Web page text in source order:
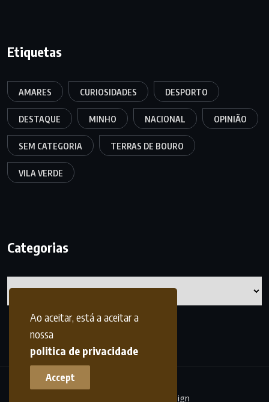
Ao aceitar, está a aceitar a
nossa
politica de privacidade
Accept
Etiquetas
AMARES CURIOSIDADES DESPORTO
DESTAQUE MINHO NACIONAL OPINIÃO
SEM CATEGORIA TERRAS DE BOURO
VILA VERDE
Categorias
frdesign